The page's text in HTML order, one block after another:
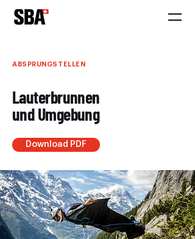
ABSPRUNGSTELLEN
Lauterbrunnen
und Umgebung
Download PDF